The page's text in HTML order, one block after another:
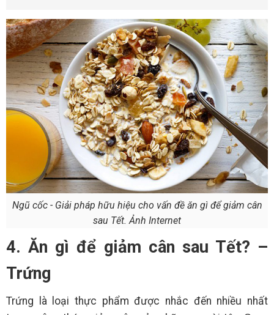
Ngũ cốc - Giải pháp hữu hiệu cho vấn đề ăn gì để giảm cân
sau Tết. Ảnh Internet
4. Ăn gì để giảm cân sau Tết? –
Trứng
Trứng là loại thực phẩm được nhắc đến nhiều nhất